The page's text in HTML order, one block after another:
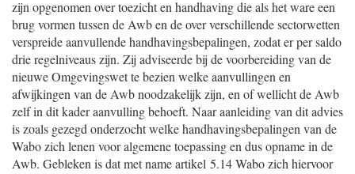
zijn opgenomen over toezicht en handhaving die als het ware een
brug vormen tussen de Awb en de over verschillende sectorwetten
verspreide aanvullende handhavingsbepalingen, zodat er per saldo
drie regelniveaus zijn. Zij adviseerde bij de voorbereiding van de
nieuwe Omgevingswet te bezien welke aanvullingen en
afwijkingen van de Awb noodzakelijk zijn, en of wellicht de Awb
zelf in dit kader aanvulling behoeft. Naar aanleiding van dit advies
is zoals gezegd onderzocht welke handhavingsbepalingen van de
Wabo zich lenen voor algemene toepassing en dus opname in de
Awb. Gebleken is dat met name artikel 5.14 Wabo zich hiervoor